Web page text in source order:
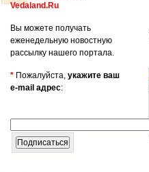
Vedaland.Ru
Вы можете получать
еженедельную новостную
рассылку нашего портала.
* Пожалуйста, укажите ваш
e-mail адрес: